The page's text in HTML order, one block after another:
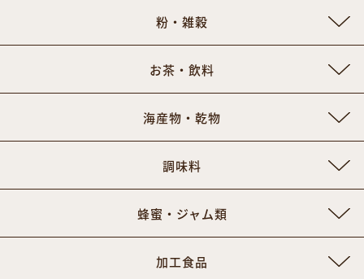
粉・雑穀
お茶・飲料
海産物・乾物
調味料
蜂蜜・ジャム類
加工食品